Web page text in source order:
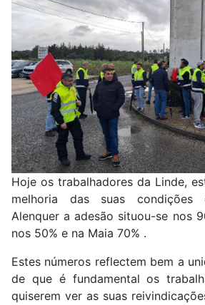
Hoje os trabalhadores da Linde,
melhoria das suas condições
Alenquer a adesão situou-se nos
nos 50% e na Maia 70% .
Estes números reflectem bem a
de que é fundamental os
quiserem ver as suas